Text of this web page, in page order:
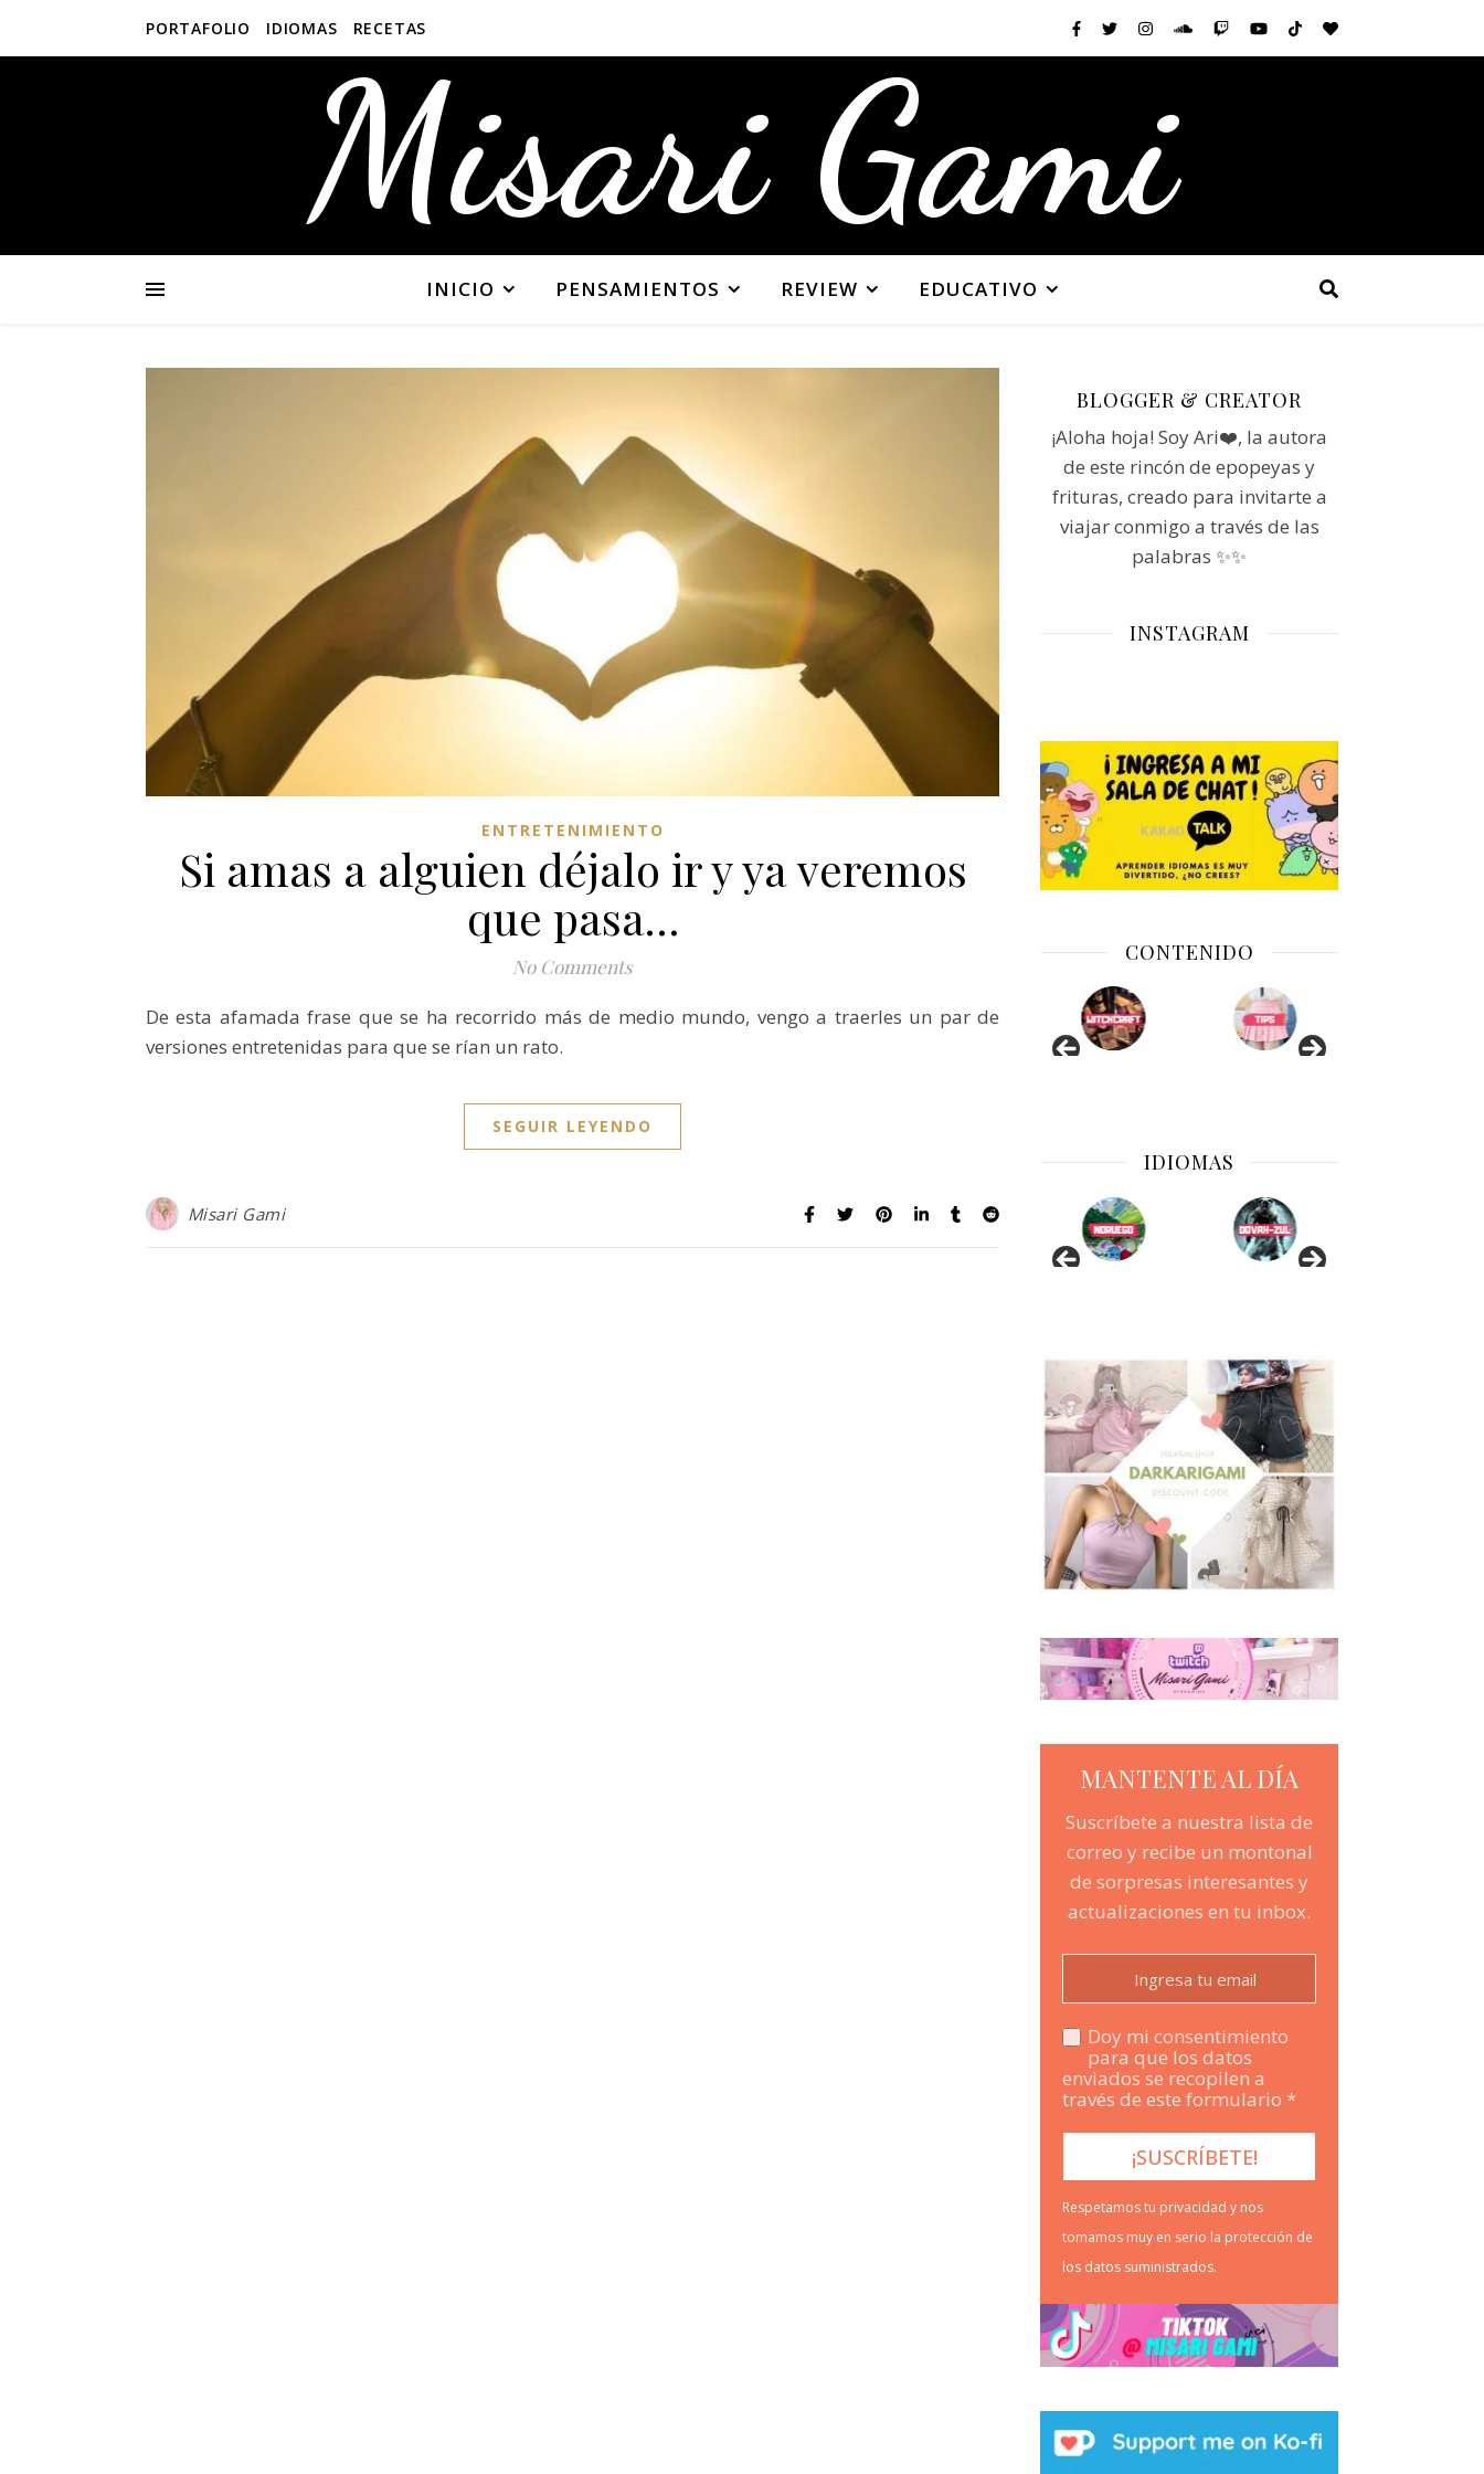
PORTAFOLIO IDIOMAS RECETAS
Misari Gami
INICIO PENSAMIENTOS REVIEW EDUCATIVO
ENTRETENIMIENTO
Si amas a alguien déjalo ir y ya veremos
que pasa…
No Comments
De esta afamada frase que se ha recorrido más de medio mundo, vengo a traerles un par de
versiones entretenidas para que se rían un rato.
SEGUIR LEYENDO
Misari Gami
BLOGGER & CREATOR
¡Aloha hoja! Soy Ari❤️, la autora
de este rincón de epopeyas y
frituras, creado para invitarte a
viajar conmigo a través de las
palabras ✨✨
INSTAGRAM
CONTENIDO
IDIOMAS
MANTENTE AL DÍA
Suscríbete a nuestra lista de
correo y recibe un montonal
de sorpresas interesantes y
actualizaciones en tu inbox.
Doy mi consentimiento
para que los datos
enviados se recopilen a
través de este formulario *
Respetamos tu privacidad y nos
tomamos muy en serio la protección de
los datos suministrados.